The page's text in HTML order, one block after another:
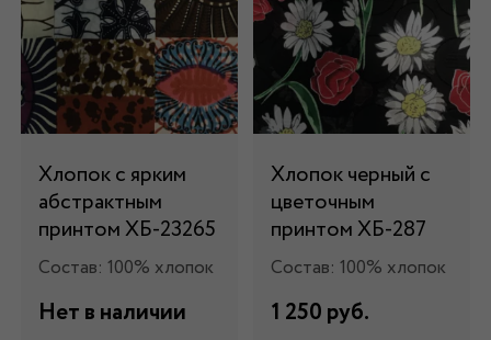
Хлопок с ярким
абстрактным
принтом ХБ-23265
Состав: 100% хлопок
Нет в наличии
Хлопок черный с
цветочным
принтом ХБ-287
Состав: 100% хлопок
1 250 руб.